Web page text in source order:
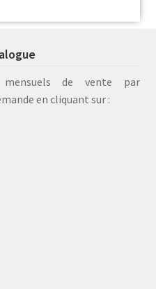
mensuels de vente par
en cliquant sur :